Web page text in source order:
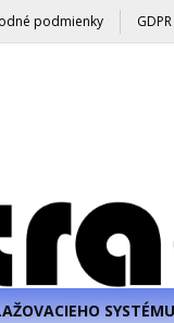
podmienky GDPR
SYSTÉMU